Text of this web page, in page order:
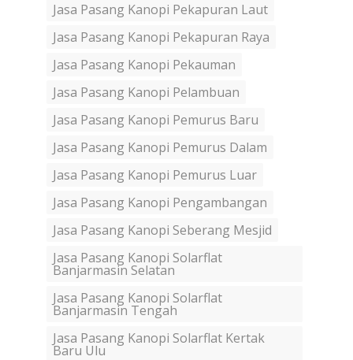
Jasa Pasang Kanopi Pekapuran Laut
Jasa Pasang Kanopi Pekapuran Raya
Jasa Pasang Kanopi Pekauman
Jasa Pasang Kanopi Pelambuan
Jasa Pasang Kanopi Pemurus Baru
Jasa Pasang Kanopi Pemurus Dalam
Jasa Pasang Kanopi Pemurus Luar
Jasa Pasang Kanopi Pengambangan
Jasa Pasang Kanopi Seberang Mesjid
Jasa Pasang Kanopi Solarflat
Banjarmasin Selatan
Jasa Pasang Kanopi Solarflat
Banjarmasin Tengah
Jasa Pasang Kanopi Solarflat Kertak
Baru Ulu